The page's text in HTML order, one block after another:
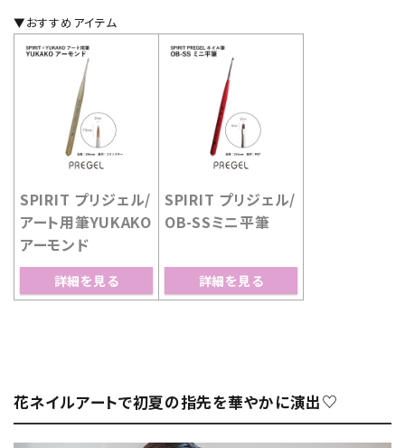
▼おすすめアイテム
SPIRIT プリジェル/
アート用筆YUKAKO
アーモンド
SPIRIT プリジェル/
OB-SSミニ平筆
詳細を見る 詳細を見る
花ネイルアートで初夏の指先を華やかに演出♡